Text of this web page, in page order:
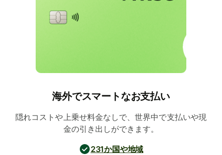
海外でスマートなお支払い
隠れコストや上乗せ料金なしで、世界中で支払いや現
金の引き出しができます。
231か国や地域